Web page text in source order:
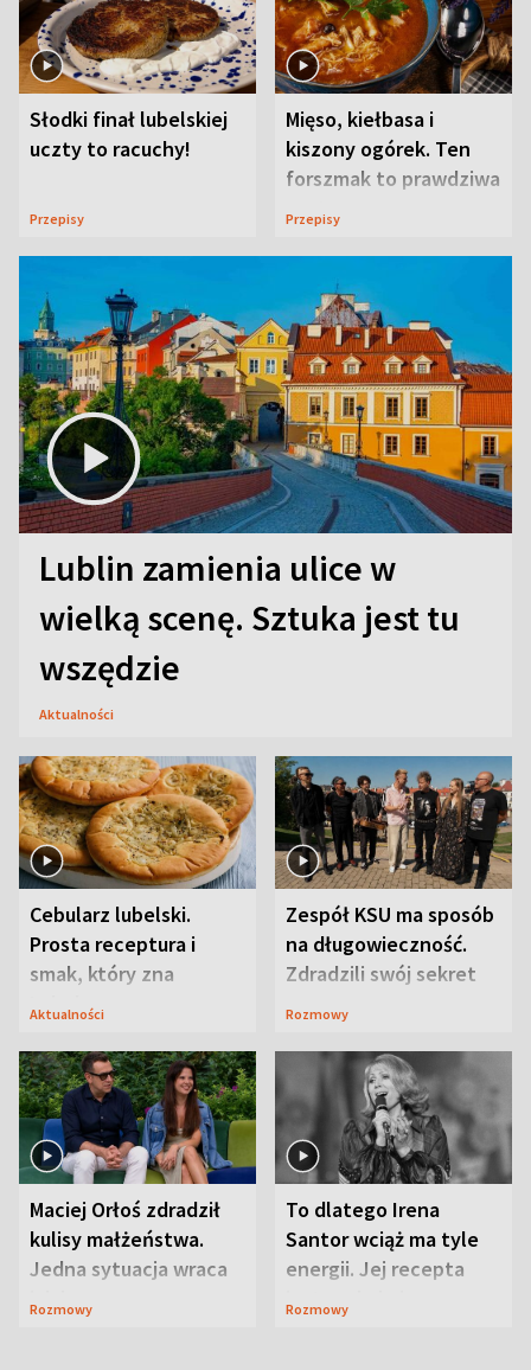
Słodki finał lubelskiej
uczty to racuchy!
Przepisy
Mięso, kiełbasa i
kiszony ogórek. Ten
forszmak to prawdziwa
uczta
Przepisy
Lublin zamienia ulice w
wielką scenę. Sztuka jest tu
wszędzie
Aktualności
Cebularz lubelski.
Prosta receptura i
smak, który zna
Lubelszczyzna
Aktualności
Zespół KSU ma sposób
na długowieczność.
Zdradzili swój sekret
Rozmowy
Maciej Orłoś zdradził
kulisy małżeństwa.
Jedna sytuacja wraca
jak bumerang
Rozmowy
To dlatego Irena
Santor wciąż ma tyle
energii. Jej recepta
jest zaskakująco
Rozmowy